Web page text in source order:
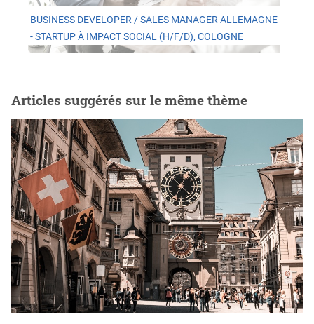
BUSINESS DEVELOPER / SALES MANAGER ALLEMAGNE
- STARTUP À IMPACT SOCIAL (H/F/D), COLOGNE
Articles suggérés sur le même thème